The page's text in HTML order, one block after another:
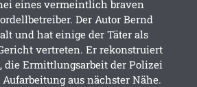
eines vermeintlich braven
Der Autor Bernd
und hat einige der Täter als
vertreten. Er rekonstruiert
die Ermittlungsarbeit der Polizei
aus nächster Nähe.